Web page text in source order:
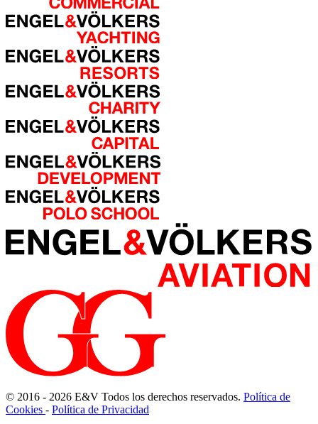
© 2016 - 2026 E&V Todos los derechos reservados. Política de
Cookies - Política de Privacidad